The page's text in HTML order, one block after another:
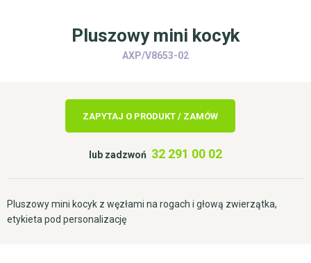
Pluszowy mini kocyk
AXP/V8653-02
ZAPYTAJ O PRODUKT / ZAMÓW
lub zadzwoń 32 291 00 02
Pluszowy mini kocyk z węzłami na rogach i głową zwierzątka,
etykieta pod personalizację